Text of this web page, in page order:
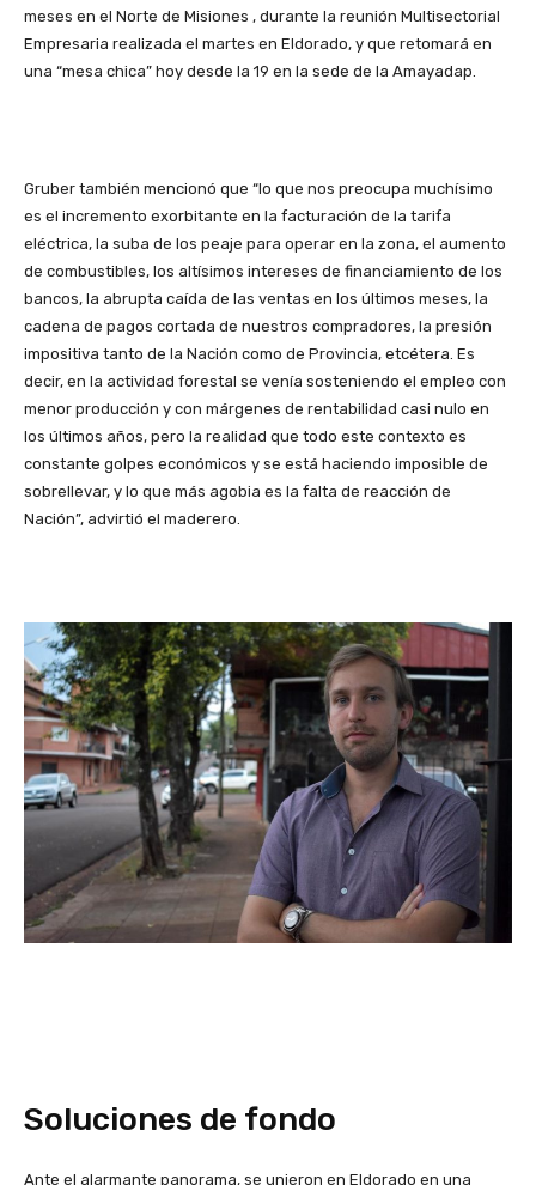
meses en el Norte de Misiones , durante la reunión Multisectorial
Empresaria realizada el martes en Eldorado, y que retomará en
una “mesa chica” hoy desde la 19 en la sede de la Amayadap.
Gruber también mencionó que “lo que nos preocupa muchísimo
es el incremento exorbitante en la facturación de la tarifa
eléctrica, la suba de los peaje para operar en la zona, el aumento
de combustibles, los altísimos intereses de financiamiento de los
bancos, la abrupta caída de las ventas en los últimos meses, la
cadena de pagos cortada de nuestros compradores, la presión
impositiva tanto de la Nación como de Provincia, etcétera. Es
decir, en la actividad forestal se venía sosteniendo el empleo con
menor producción y con márgenes de rentabilidad casi nulo en
los últimos años, pero la realidad que todo este contexto es
constante golpes económicos y se está haciendo imposible de
sobrellevar, y lo que más agobia es la falta de reacción de
Nación”, advirtió el maderero.
Soluciones de fondo
Ante el alarmante panorama, se unieron en Eldorado en una